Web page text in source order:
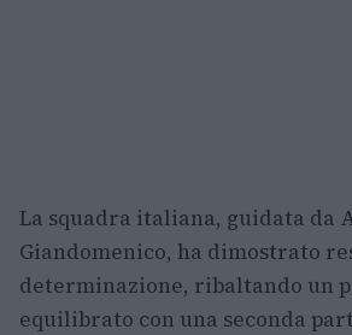
La squadra italiana, guidata da
Giandomenico, ha dimostrato
determinazione, ribaltando un
equilibrato con una seconda